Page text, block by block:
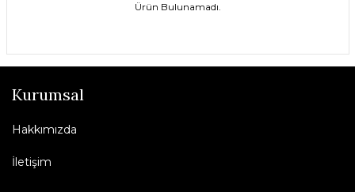
Ürün Bulunamadı.
Kurumsal
Hakkımızda
İletişim